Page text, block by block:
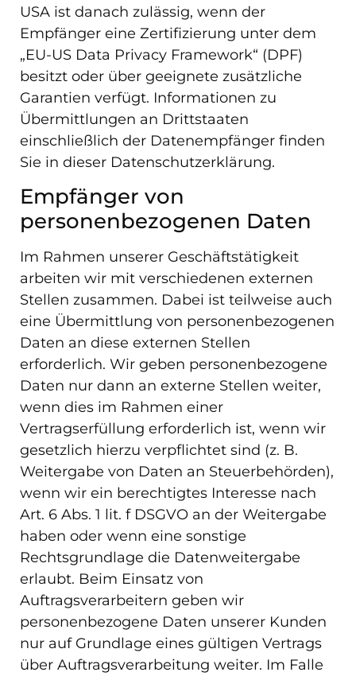
USA ist danach zulässig, wenn der
Empfänger eine Zertifizierung unter dem
„EU-US Data Privacy Framework“ (DPF)
besitzt oder über geeignete zusätzliche
Garantien verfügt. Informationen zu
Übermittlungen an Drittstaaten
einschließlich der Datenempfänger finden
Sie in dieser Datenschutzerklärung.
Empfänger von
personenbezogenen Daten
Im Rahmen unserer Geschäftstätigkeit
arbeiten wir mit verschiedenen externen
Stellen zusammen. Dabei ist teilweise auch
eine Übermittlung von personenbezogenen
Daten an diese externen Stellen
erforderlich. Wir geben personenbezogene
Daten nur dann an externe Stellen weiter,
wenn dies im Rahmen einer
Vertragserfüllung erforderlich ist, wenn wir
gesetzlich hierzu verpflichtet sind (z. B.
Weitergabe von Daten an Steuerbehörden),
wenn wir ein berechtigtes Interesse nach
Art. 6 Abs. 1 lit. f DSGVO an der Weitergabe
haben oder wenn eine sonstige
Rechtsgrundlage die Datenweitergabe
erlaubt. Beim Einsatz von
Auftragsverarbeitern geben wir
personenbezogene Daten unserer Kunden
nur auf Grundlage eines gültigen Vertrags
über Auftragsverarbeitung weiter. Im Falle